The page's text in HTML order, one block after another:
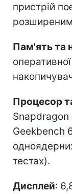
пристрій
Пам'ять та
Процесор
Snapdragon
Geekbench
тестах).
Дисплей: